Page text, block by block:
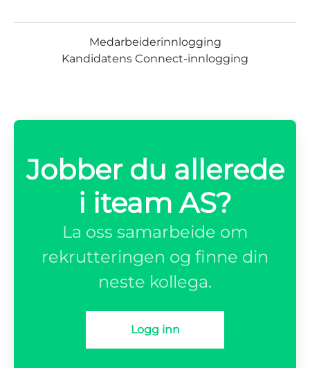
Medarbeiderinnlogging
Kandidatens Connect-innlogging
Jobber du allerede
i iteam AS?
La oss samarbeide om
rekrutteringen og finne din
neste kollega.
Logg inn